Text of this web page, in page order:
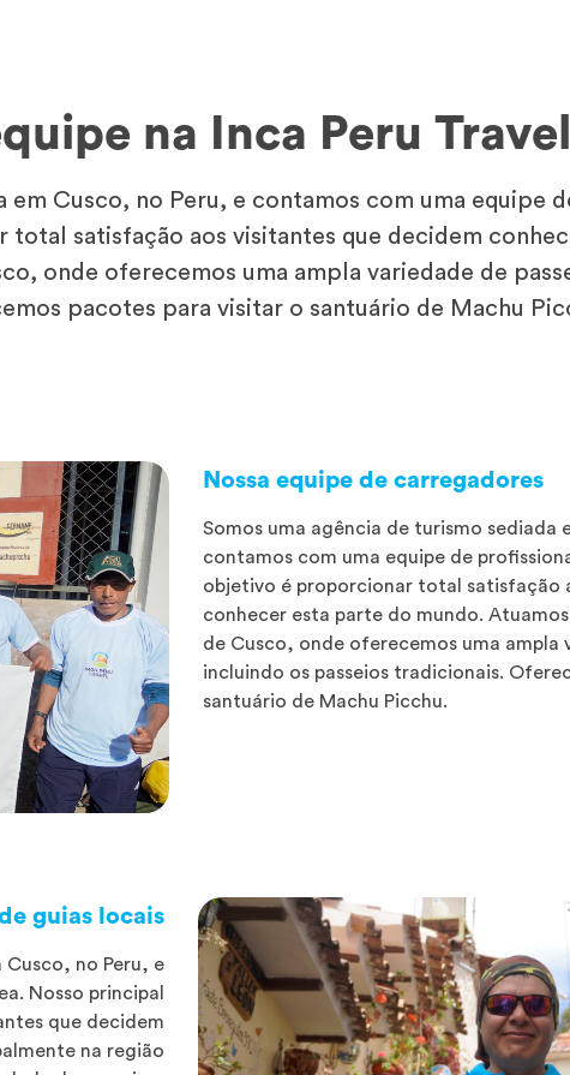
na Inca Peru Travel
em Cusco, no Peru, e contamos com uma equipe
satisfação aos visitantes que decidem
onde oferecemos uma ampla variedade de
pacotes para visitar o santuário de Machu
Nossa equipe de carregadores
Somos uma agência de turismo sediada
contamos com uma equipe de
objetivo é proporcionar total satisfação
conhecer esta parte do mundo.
de Cusco, onde oferecemos uma ampla
incluindo os passeios tradicionais.
santuário de Machu Picchu.
guias locais
no Peru, e
Nosso principal
que decidem
na região